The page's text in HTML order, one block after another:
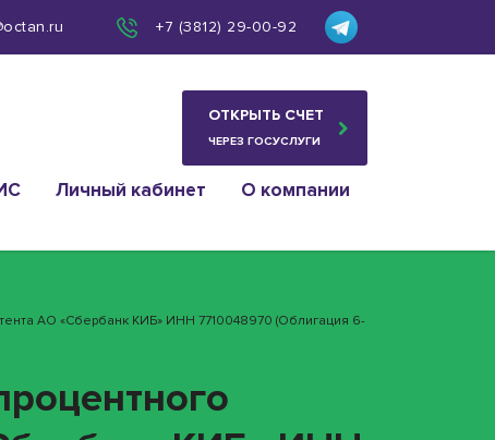
+7 (3812) 29-00-92
ОТКРЫТЬ СЧЕТ
ЧЕРЕЗ ГОСУСЛУГИ
Личный кабинет О компании
АО «Сбербанк КИБ» ИНН 7710048970 (облигация 6-